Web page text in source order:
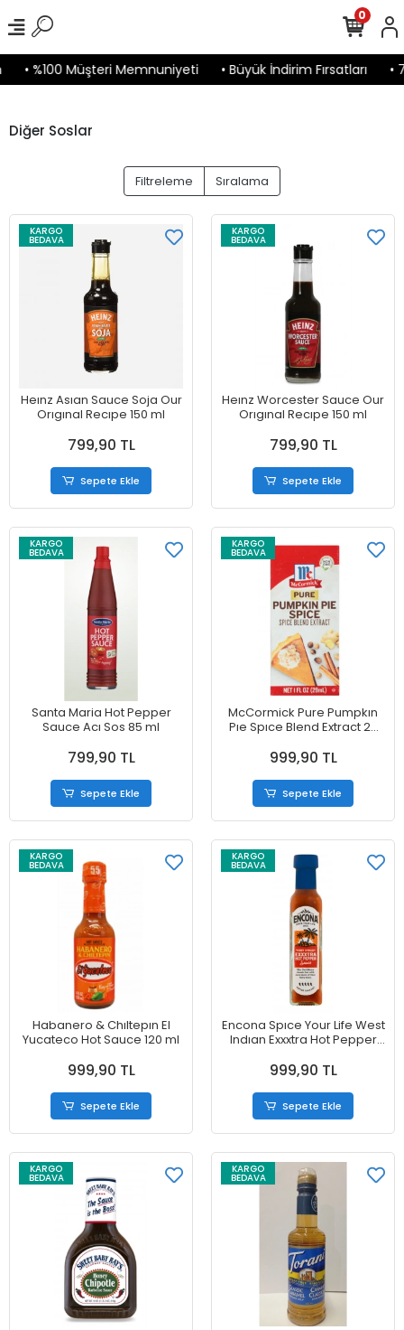
• %100 Müşteri Memnuniyeti • Büyük İndirim Fırsatları •
0
Diğer Soslar
Filtreleme Sıralama
KARGO
BEDAVA
Heınz Asıan Sauce Soja Our
Orıgınal Recıpe 150 ml
799,90 TL
Sepete Ekle
KARGO
BEDAVA
Heınz Worcester Sauce Our
Orıgınal Recıpe 150 ml
799,90 TL
Sepete Ekle
KARGO
BEDAVA
Santa Maria Hot Pepper
Sauce Acı Sos 85 ml
799,90 TL
Sepete Ekle
KARGO
BEDAVA
McCormick Pure Pumpkın
Pıe Spıce Blend Extract 29
999,90 TL
Sepete Ekle
KARGO
BEDAVA
Habanero & Chıltepın El
Yucateco Hot Sauce 120 ml
999,90 TL
Sepete Ekle
KARGO
BEDAVA
Encona Spıce Your Life West
Indıan Exxxtra Hot Pepper
999,90 TL
Sepete Ekle
KARGO
BEDAVA
KARGO
BEDAVA